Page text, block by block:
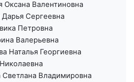
Оксана Валентиновна
Дарья Сергеевна
Петровна
Валерьевна
Наталья Георгиевна
Светлана Владимировна